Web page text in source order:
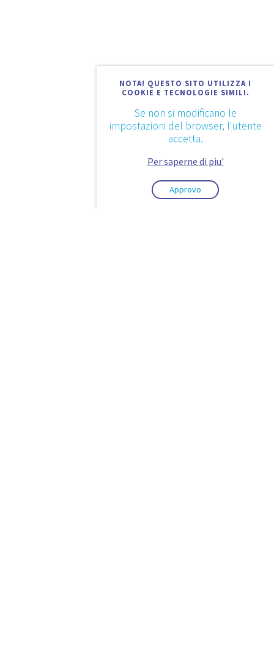
NOTA! QUESTO SITO UTILIZZA I
COOKIE E TECNOLOGIE SIMILI.
Se non si modificano le
impostazioni del browser, l'utente
accetta.
Per saperne di piu'
Approvo